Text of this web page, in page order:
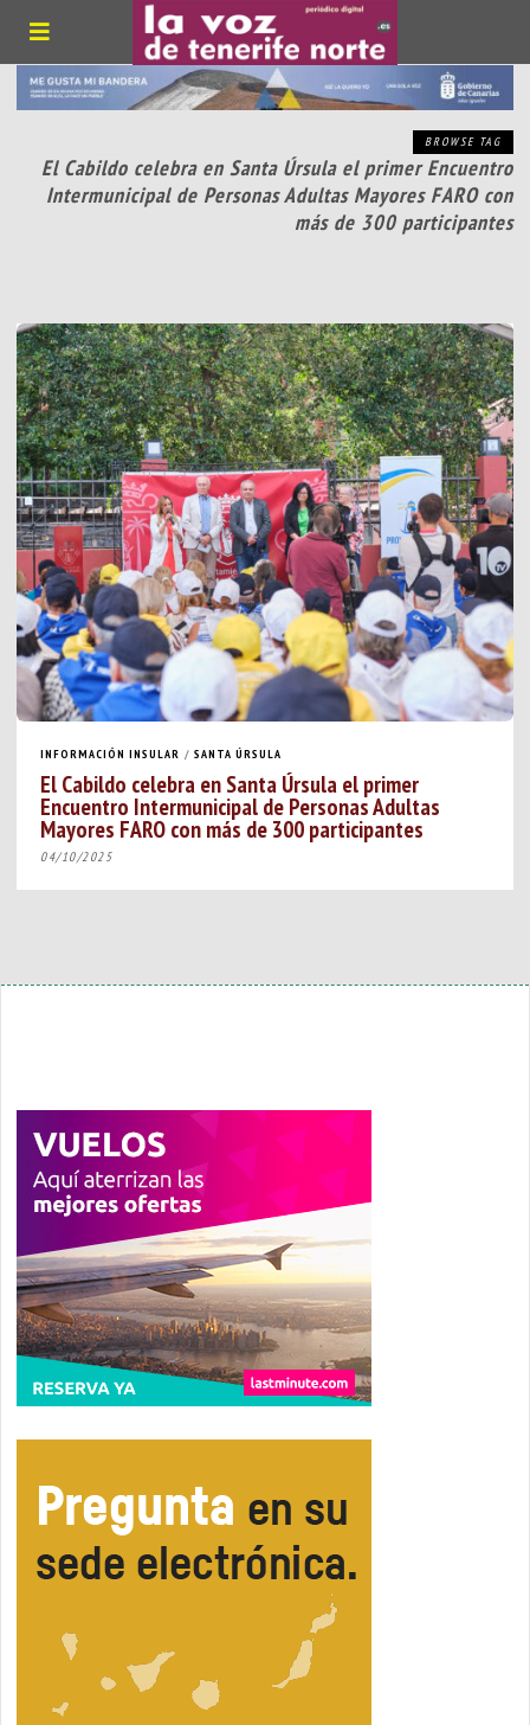
BROWSE TAG
El Cabildo celebra en Santa Úrsula el primer Encuentro
Intermunicipal de Personas Adultas Mayores FARO con
más de 300 participantes
INFORMACIÓN INSULAR / SANTA ÚRSULA
El Cabildo celebra en Santa Úrsula el primer
Encuentro Intermunicipal de Personas Adultas
Mayores FARO con más de 300 participantes
04/10/2025